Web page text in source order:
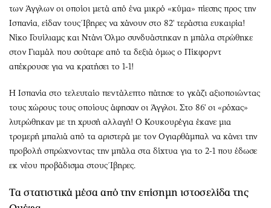
των Άγγλων οι οποίοι μετά από ένα μικρό «κύμα» πίεσης προς την
Ισπανία, είδαν τους Ίβηρες να χάνουν στο 82' τεράστια ευκαιρία!
Νίκο Γουίλιαμς και Ντάνι Όλμο συνδυάστηκαν η μπάλα στρώθηκε
στον Γιαμάλ που σούταρε από τα δεξιά όμως ο Πίκφορντ
απέκρουσε για να κρατήσει το 1-1!
Η Ισπανία στο τελευταίο πεντάλεπτο πάτησε το γκάζι αξιοποιώντας
τους χώρους τους οποίους άφησαν οι Άγγλοι. Στο 86' οι «ρόχας»
λυτρώθηκαν με τη χρυσή αλλαγή! Ο Κουκουρέγια έκανε μια
τρομερή μπαλιά από τα αριστερά με τον Ογιαρθάμπαλ να κάνει την
προβολή σπρώχνοντας την μπάλα στα δίχτυα για το 2-1 που έδωσε
εκ νέου προβάδισμα στους Ίβηρες.
Τα στατιστικά μέσα από την επίσημη ιστοσελίδα της